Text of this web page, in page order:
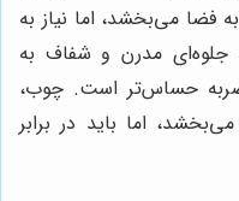
فضا می‌بخشد، اما نیاز به
جلوه‌ای مدرن و شفاف به
ضربه حساس‌تر است. چوب،
اما باید در برابر